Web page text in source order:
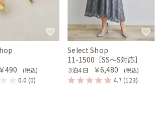
￥490 (税込)
0.0 (0)
Select Shop
11-1500［SS〜S対応］
３泊４日 ￥6,480 (税込)
4.7 (123)